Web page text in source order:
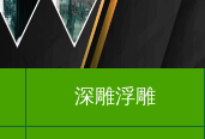
深雕浮雕